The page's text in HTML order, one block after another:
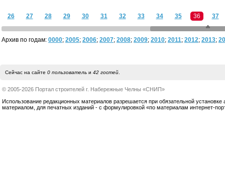
26 27 28 29 30 31 32 33 34 35 36 37
Архив по годам: 0000; 2005; 2006; 2007; 2008; 2009; 2010; 2011; 2012; 2013;
Сейчас на сайте 0 пользовательи 42 гостей.
© 2005-2026 Портал строителей г. Набережные Челны «СНИП»
Использование редакционных материалов разрешается при обязательной установке
материалом, для печатных изданий - с формулировкой «по материалам интернет-